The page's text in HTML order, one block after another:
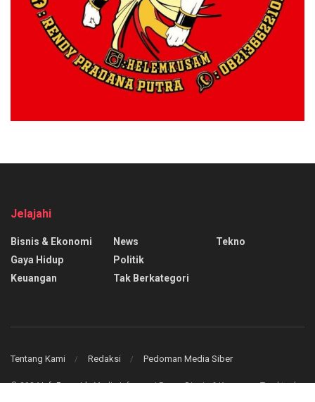
Jelajahi
Bisnis & Ekonomi
Gaya Hidup
Keuangan
News
Politik
Tak Berkategori
Tekno
Tentang Kami Redaksi Pedoman Media Siber
© 2024InfoPasar.id- Media Informasi Pasar, Bisnis & Keuangan Teraktual